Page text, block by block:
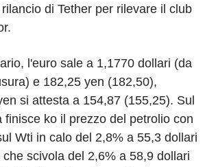
di Tether per rilevare il club
l'euro sale a 1,1770 dollari (da
e 182,25 yen (182,50),
si attesta a 154,87 (155,25). Sul
finisce ko il prezzo del petrolio con
Wti in calo del 2,8% a 55,3 dollari
scivola del 2,6% a 58,9 dollari